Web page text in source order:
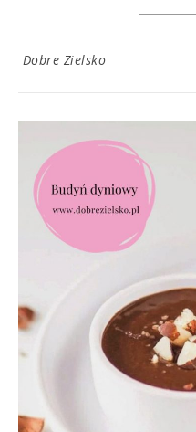
Dobre Zielsko